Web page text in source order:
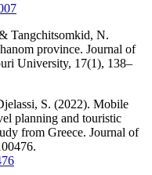
Tangchitsomkid, N.
province. Journal of
University, 17(1), 138–
S. (2022). Mobile
planning and touristic
from Greece. Journal of